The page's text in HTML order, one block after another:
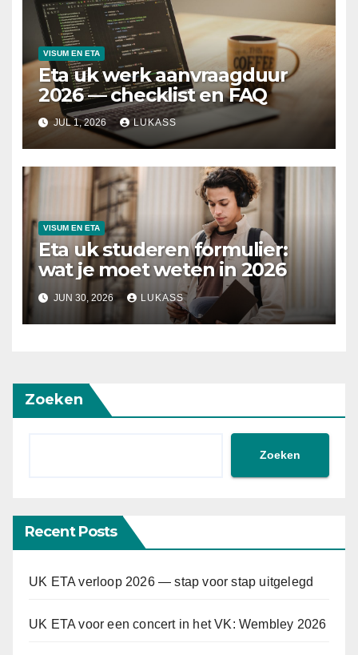
VISUM EN ETA
Eta uk werk aanvraagduur
2026 — checklist en FAQ
JUL 1, 2026 LUKASS
VISUM EN ETA
Eta uk studeren formulier:
wat je moet weten in 2026
JUN 30, 2026 LUKASS
Zoeken
Zoeken
Recent Posts
UK ETA verloop 2026 — stap voor stap uitgelegd
UK ETA voor een concert in het VK: Wembley 2026